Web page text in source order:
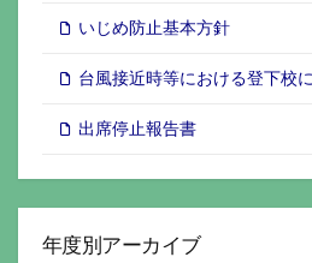
いじめ防止基本方針
台風接近時等における登下校
出席停止報告書
年度別アーカイブ